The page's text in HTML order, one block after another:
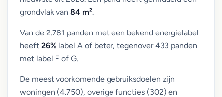
grondvlak van 84 m².
Van de 2.781 panden met een bekend energielabel
heeft 26% label A of beter, tegenover 433 panden
met label F of G.
De meest voorkomende gebruiksdoelen zijn
woningen (4.750), overige functies (302) en